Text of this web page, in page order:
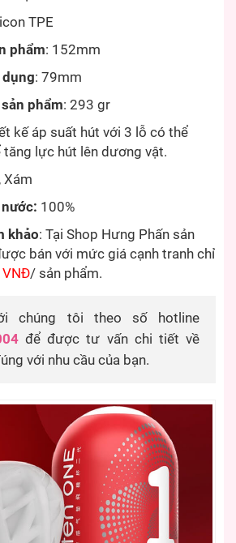
TPE
phẩm: 152mm
: 79mm
phẩm: 293 gr
kế áp suất hút với 3 lỗ có thể
tăng lực hút lên dương vật.
Xám
100%
khảo: Tại Shop Hưng Phấn sản
bán với mức giá cạnh tranh chỉ
/ sản phẩm.
chúng tôi theo số hotline
để được tư vấn chi tiết về
với nhu cầu của bạn.